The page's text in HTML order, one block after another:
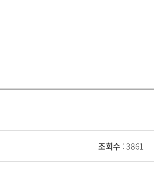
조회수 : 3861